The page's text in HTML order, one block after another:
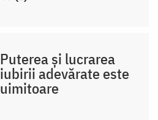
Puterea și lucrarea
iubirii adevărate este
uimitoare